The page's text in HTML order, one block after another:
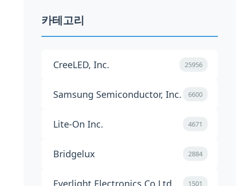
카테고리
CreeLED, Inc. 25956
Samsung Semiconductor, Inc. 6600
Lite-On Inc. 4671
Bridgelux 2884
Everlight Electronics Co Ltd 1501